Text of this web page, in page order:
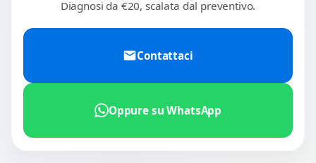
Diagnosi da €20, scalata dal preventivo.
Contattaci
Oppure su WhatsApp